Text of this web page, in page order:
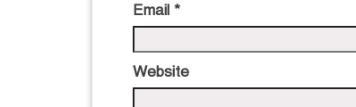
Email *
Website